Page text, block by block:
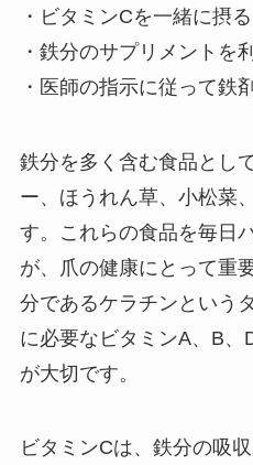
・ビタミンCを一緒に摂る
・鉄分のサプリメントを
・医師の指示に従って鉄
鉄分を多く含む食品とし
ー、ほうれん草、小松菜
す。これらの食品を毎日
が、爪の健康にとって重
分であるケラチンという
に必要なビタミンA、B、
が大切です。
ビタミンCは、鉄分の吸